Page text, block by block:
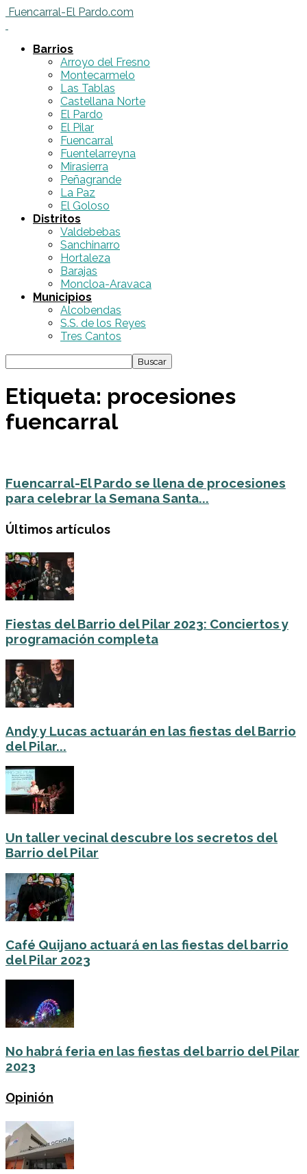
Fuencarral-El Pardo.com
Barrios
Arroyo del Fresno
Montecarmelo
Las Tablas
Castellana Norte
El Pardo
El Pilar
Fuencarral
Fuentelarreyna
Mirasierra
Peñagrande
La Paz
El Goloso
Distritos
Valdebebas
Sanchinarro
Hortaleza
Barajas
Moncloa-Aravaca
Municipios
Alcobendas
S.S. de los Reyes
Tres Cantos
Etiqueta: procesiones
fuencarral
Fuencarral-El Pardo se llena de procesiones
para celebrar la Semana Santa...
Últimos artículos
Fiestas del Barrio del Pilar 2023: Conciertos y
programación completa
Andy y Lucas actuarán en las fiestas del Barrio
del Pilar...
Un taller vecinal descubre los secretos del
Barrio del Pilar
Café Quijano actuará en las fiestas del barrio
del Pilar 2023
No habrá feria en las fiestas del barrio del Pilar
2023
Opinión